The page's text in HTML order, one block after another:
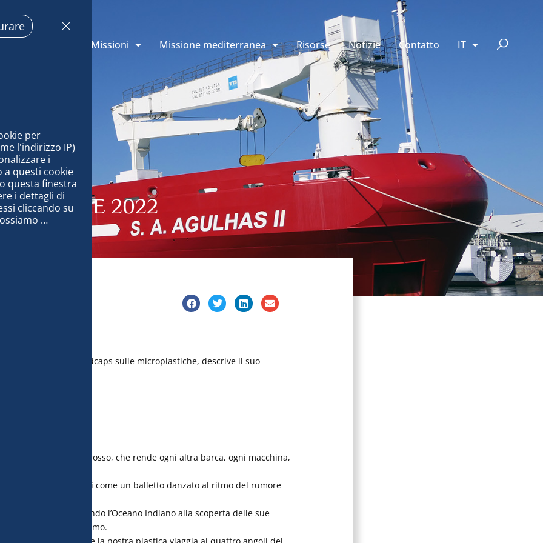
per
l'indirizzo IP)
i
a questi cookie
questa finestra
i dettagli di
cliccando su
per
i nostri
offline,
di
dati
Missioni Missione mediterranea Risorse Notizie Contatto IT
2022
nel progetto Madcaps sulle microplastiche, descrive il suo
arrivato un gigante rosso, che rende ogni altra barca, ogni macchina,
in tutte le direzioni come un balletto danzato al ritmo del rumore
e mezzo attraversando l’Oceano Indiano alla scoperta delle sue
lasciate dall’uomo.